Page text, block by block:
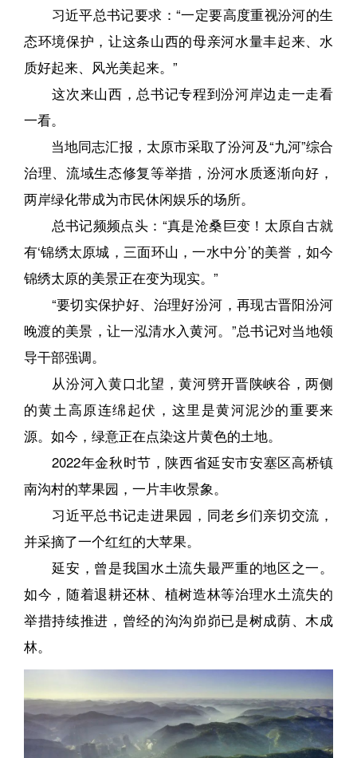
习近平总书记要求：“一定要高度重视汾河的生
态环境保护，让这条山西的母亲河水量丰起来、水
质好起来、风光美起来。”
这次来山西，总书记专程到汾河岸边走一走看
一看。
当地同志汇报，太原市采取了汾河及“九河”综合
治理、流域生态修复等举措，汾河水质逐渐向好，
两岸绿化带成为市民休闲娱乐的场所。
总书记频频点头：“真是沧桑巨变！太原自古就
有‘锦绣太原城，三面环山，一水中分’的美誉，如今
锦绣太原的美景正在变为现实。”
“要切实保护好、治理好汾河，再现古晋阳汾河
晚渡的美景，让一泓清水入黄河。”总书记对当地领
导干部强调。
从汾河入黄口北望，黄河劈开晋陕峡谷，两侧
的黄土高原连绵起伏，这里是黄河泥沙的重要来
源。如今，绿意正在点染这片黄色的土地。
2022年金秋时节，陕西省延安市安塞区高桥镇
南沟村的苹果园，一片丰收景象。
习近平总书记走进果园，同老乡们亲切交流，
并采摘了一个红红的大苹果。
延安，曾是我国水土流失最严重的地区之一。
如今，随着退耕还林、植树造林等治理水土流失的
举措持续推进，曾经的沟沟峁峁已是树成荫、木成
林。